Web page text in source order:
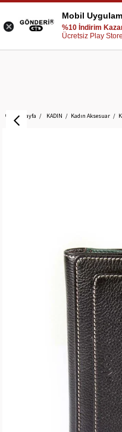
Anasayfa KADIN Kadın Aksesuar
Mobil
%10 İndirim
Ücretsiz Play